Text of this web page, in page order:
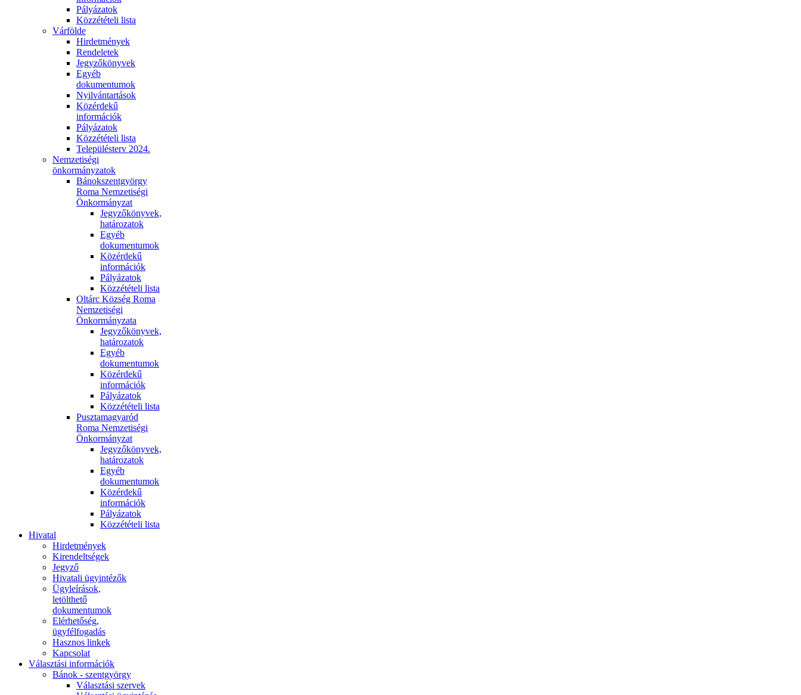
Pályázatok
Közzétételi lista
Várfölde
Hirdetmények
Rendeletek
Jegyzőkönyvek
Egyéb
dokumentumok
Nyilvántartások
Közérdekű
információk
Pályázatok
Közzétételi lista
Településterv 2024.
Nemzetiségi
önkormányzatok
Bánokszentgyörgy
Roma Nemzetiségi
Önkormányzat
Jegyzőkönyvek,
határozatok
Egyéb
dokumentumok
Közérdekű
információk
Pályázatok
Közzétételi lista
Oltárc Község Roma
Nemzetiségi
Önkormányzata
Jegyzőkönyvek,
határozatok
Egyéb
dokumentumok
Közérdekű
információk
Pályázatok
Közzétételi lista
Pusztamagyaród
Roma Nemzetiségi
Önkormányzat
Jegyzőkönyvek,
határozatok
Egyéb
dokumentumok
Közérdekű
információk
Pályázatok
Közzétételi lista
Hivatal
Hirdetmények
Kirendeltségek
Jegyző
Hivatali ügyintézők
Ügyleírások,
letölthető
dokumentumok
Elérhetőség,
ügyfélfogadás
Hasznos linkek
Kapcsolat
Választási információk
Bánok - szentgyörgy
Választási szervek